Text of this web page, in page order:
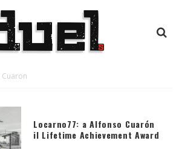
Locarno77: a Alfonso Cuarón
il Lifetime Achievement Award